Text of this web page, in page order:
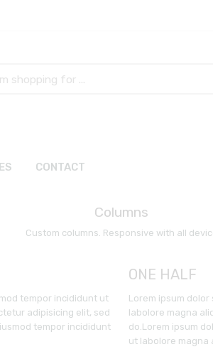
CONTACT
Columns
Custom columns. Responsive with all
tempor incididunt ut
adipisicing elit, sed
tempor incididunt
ONE HALF
Lorem ipsum
labolore magna
do.Lorem ipsum
ut labolore magna